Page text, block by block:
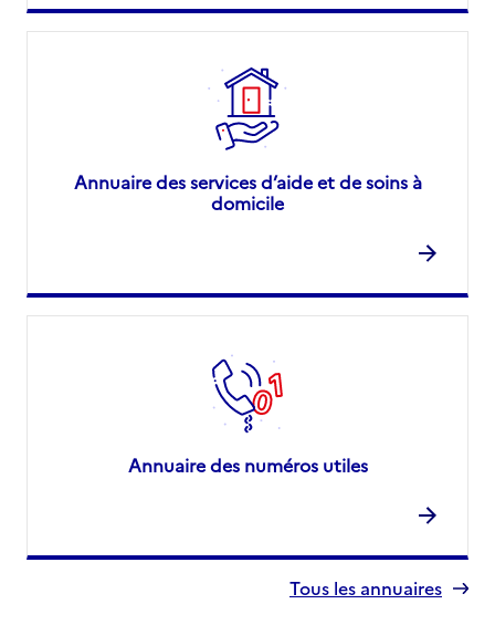
Annuaire des services d’aide et de soins à
domicile
Annuaire des numéros utiles
Tous les annuaires